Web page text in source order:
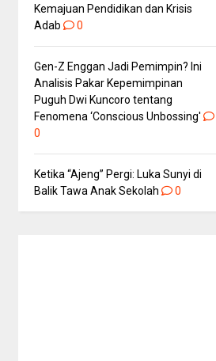
Kemajuan Pendidikan dan Krisis
Adab
0
Gen-Z Enggan Jadi Pemimpin? Ini
Analisis Pakar Kepemimpinan
Puguh Dwi Kuncoro tentang
Fenomena ‘Conscious Unbossing'
0
Ketika “Ajeng” Pergi: Luka Sunyi di
Balik Tawa Anak Sekolah
0